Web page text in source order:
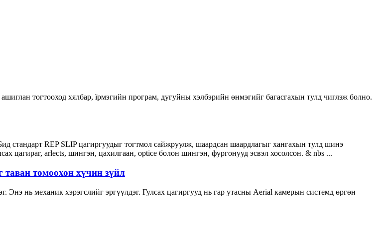
тогтооход хялбар, їрмэгийн програм, дугуйны хэлбэрийн өнмэгийг багасгахын тулд чиглэж болно.
стандарт REP SLIP цагиргуудыг тогтмол сайжруулж, шаардсан шаардлагыг хангахын тулд шинэ
цагираг, arlects, шингэн, цахилгаан, optice болон шингэн, фургонууд эсвэл хосолсон. & nbs ...
томоохон хүчин зүйл
Энэ нь механик хэрэгслийг эргүүлдэг. Гулсах цагиргууд нь гар утасны Aerial камерын системд өргөн